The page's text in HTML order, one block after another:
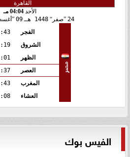
الأحد04:04 مـ
24 صفر 1448 هـ 09
مصر
الفجر
الشروق
الظهر
العصر
المغرب
العشاء
الفيس بوك